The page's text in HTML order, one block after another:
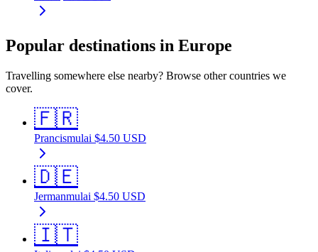
Popular destinations in Europe
Travelling somewhere else nearby? Browse other countries we
cover.
🇫🇷
Prancismulai $4.50 USD
🇩🇪
Jermanmulai $4.50 USD
🇮🇹